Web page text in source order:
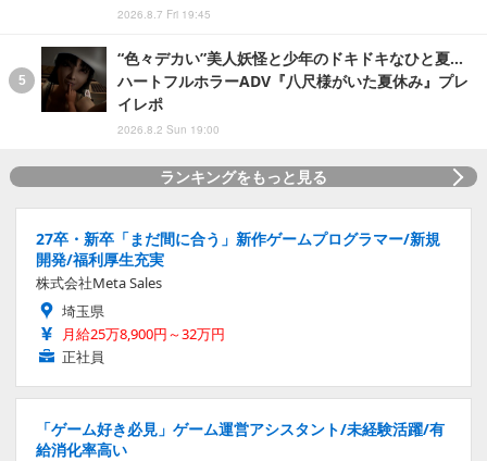
2026.8.7 Fri 19:45
“色々デカい”美人妖怪と少年のドキドキなひと夏…
ハートフルホラーADV『八尺様がいた夏休み』プレ
イレポ
2026.8.2 Sun 19:00
ランキングをもっと見る
27卒・新卒「まだ間に合う」新作ゲームプログラマー/新規
開発/福利厚生充実
株式会社Meta Sales
埼玉県
月給25万8,900円～32万円
正社員
「ゲーム好き必見」ゲーム運営アシスタント/未経験活躍/有
給消化率高い